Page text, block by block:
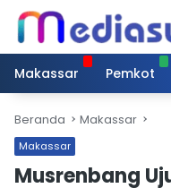
Langsung
konten
Makassar
Pemkot
Beranda Makassar
Makassar
Musrenbang